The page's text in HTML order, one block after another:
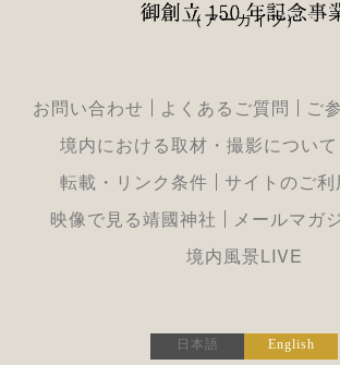
（アーカイブ）
お問い合わせ よくあるご質問
ご
境内における取材・撮影について
転載・リンク条件
サイトのご
映像で見る靖國神社
メールマガ
境内風景LIVE
日本語 English